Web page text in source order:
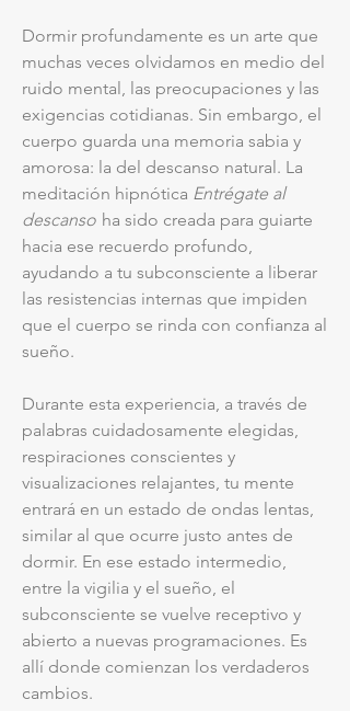
Dormir profundamente es un arte que
muchas veces olvidamos en medio del
ruido mental, las preocupaciones y las
exigencias cotidianas. Sin embargo, el
cuerpo guarda una memoria sabia y
amorosa: la del descanso natural. La
meditación hipnótica Entrégate al
descanso ha sido creada para guiarte
hacia ese recuerdo profundo,
ayudando a tu subconsciente a liberar
las resistencias internas que impiden
que el cuerpo se rinda con confianza al
sueño.
Durante esta experiencia, a través de
palabras cuidadosamente elegidas,
respiraciones conscientes y
visualizaciones relajantes, tu mente
entrará en un estado de ondas lentas,
similar al que ocurre justo antes de
dormir. En ese estado intermedio,
entre la vigilia y el sueño, el
subconsciente se vuelve receptivo y
abierto a nuevas programaciones. Es
allí donde comienzan los verdaderos
cambios.